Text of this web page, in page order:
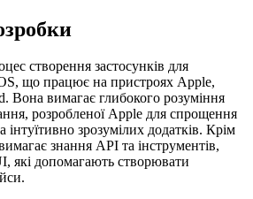
створення застосунків для
що працює на пристроях Apple,
Вона вимагає глибокого розуміння
розробленої Apple для спрощення
зрозумілих додатків. Крім
знання API та інструментів,
які допомагають створювати